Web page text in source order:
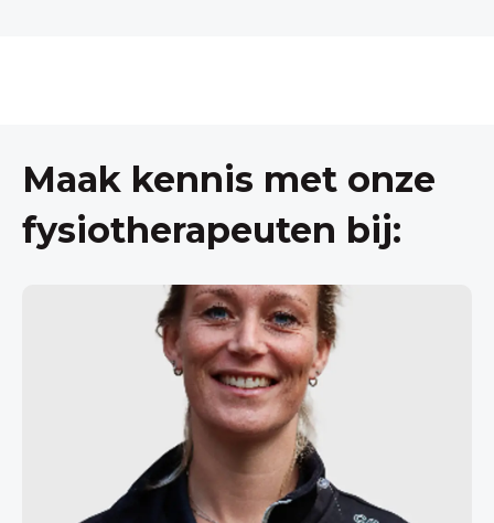
Maak kennis met onze
fysiotherapeuten bij: